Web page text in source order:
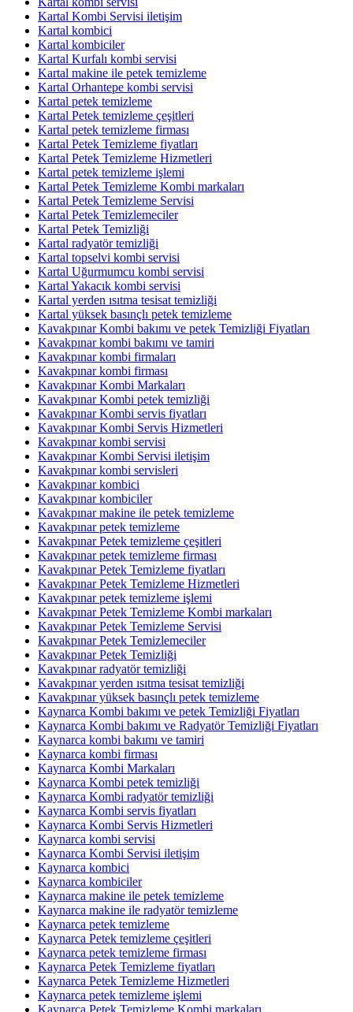
Kartal Kombi Servisi iletişim
Kartal kombici
Kartal kombiciler
Kartal Kurfalı kombi servisi
Kartal makine ile petek temizleme
Kartal Orhantepe kombi servisi
Kartal petek temizleme
Kartal Petek temizleme çeşitleri
Kartal petek temizleme firması
Kartal Petek Temizleme fiyatları
Kartal Petek Temizleme Hizmetleri
Kartal petek temizleme işlemi
Kartal Petek Temizleme Kombi markaları
Kartal Petek Temizleme Servisi
Kartal Petek Temizlemeciler
Kartal Petek Temizliği
Kartal radyatör temizliği
Kartal topselvi kombi servisi
Kartal Uğurmumcu kombi servisi
Kartal Yakacık kombi servisi
Kartal yerden ısıtma tesisat temizliği
Kartal yüksek basınçlı petek temizleme
Kavakpınar Kombi bakımı ve petek Temizliği Fiyatları
Kavakpınar kombi bakımı ve tamiri
Kavakpınar kombi firmaları
Kavakpınar kombi firması
Kavakpınar Kombi Markaları
Kavakpınar Kombi petek temizliği
Kavakpınar Kombi servis fiyatları
Kavakpınar Kombi Servis Hizmetleri
Kavakpınar kombi servisi
Kavakpınar Kombi Servisi iletişim
Kavakpınar kombi servisleri
Kavakpınar kombici
Kavakpınar kombiciler
Kavakpınar makine ile petek temizleme
Kavakpınar petek temizleme
Kavakpınar Petek temizleme çeşitleri
Kavakpınar petek temizleme firması
Kavakpınar Petek Temizleme fiyatları
Kavakpınar Petek Temizleme Hizmetleri
Kavakpınar petek temizleme işlemi
Kavakpınar Petek Temizleme Kombi markaları
Kavakpınar Petek Temizleme Servisi
Kavakpınar Petek Temizlemeciler
Kavakpınar Petek Temizliği
Kavakpınar radyatör temizliği
Kavakpınar yerden ısıtma tesisat temizliği
Kavakpınar yüksek basınçlı petek temizleme
Kaynarca Kombi bakımı ve petek Temizliği Fiyatları
Kaynarca Kombi bakımı ve Radyatör Temizliği Fiyatları
Kaynarca kombi bakımı ve tamiri
Kaynarca kombi firması
Kaynarca Kombi Markaları
Kaynarca Kombi petek temizliği
Kaynarca Kombi radyatör temizliği
Kaynarca Kombi servis fiyatları
Kaynarca Kombi Servis Hizmetleri
Kaynarca kombi servisi
Kaynarca Kombi Servisi iletişim
Kaynarca kombici
Kaynarca kombiciler
Kaynarca makine ile petek temizleme
Kaynarca makine ile radyatör temizleme
Kaynarca petek temizleme
Kaynarca Petek temizleme çeşitleri
Kaynarca petek temizleme firması
Kaynarca Petek Temizleme fiyatları
Kaynarca Petek Temizleme Hizmetleri
Kaynarca petek temizleme işlemi
Kaynarca Petek Temizleme Kombi markaları